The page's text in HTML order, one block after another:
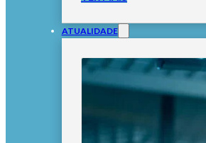
ATUALIDADE